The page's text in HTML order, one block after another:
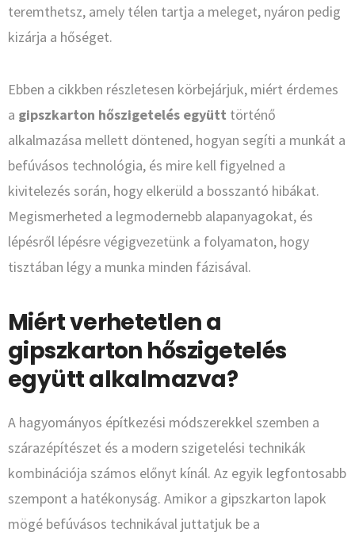
teremthetsz, amely télen tartja a meleget, nyáron pedig
kizárja a hőséget.
Ebben a cikkben részletesen körbejárjuk, miért érdemes
a gipszkarton hőszigetelés együtt történő
alkalmazása mellett döntened, hogyan segíti a munkát a
befúvásos technológia, és mire kell figyelned a
kivitelezés során, hogy elkerüld a bosszantó hibákat.
Megismerheted a legmodernebb alapanyagokat, és
lépésről lépésre végigvezetünk a folyamaton, hogy
tisztában légy a munka minden fázisával.
Miért verhetetlen a
gipszkarton hőszigetelés
együtt alkalmazva?
A hagyományos építkezési módszerekkel szemben a
szárazépítészet és a modern szigetelési technikák
kombinációja számos előnyt kínál. Az egyik legfontosabb
szempont a hatékonyság. Amikor a gipszkarton lapok
mögé befúvásos technikával juttatjuk be a